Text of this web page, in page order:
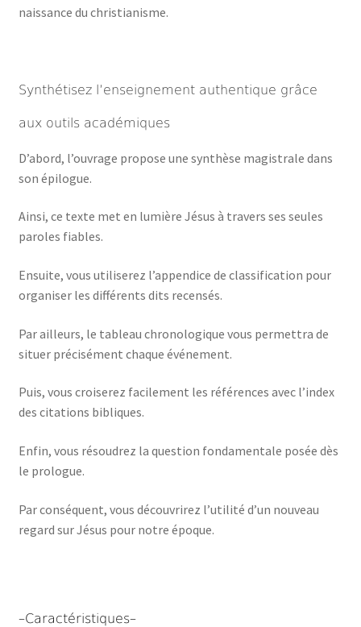
naissance du christianisme.
Synthétisez l’enseignement authentique grâce
aux outils académiques
D’abord, l’ouvrage propose une synthèse magistrale dans
son épilogue.
Ainsi, ce texte met en lumière Jésus à travers ses seules
paroles fiables.
Ensuite, vous utiliserez l’appendice de classification pour
organiser les différents dits recensés.
Par ailleurs, le tableau chronologique vous permettra de
situer précisément chaque événement.
Puis, vous croiserez facilement les références avec l’index
des citations bibliques.
Enfin, vous résoudrez la question fondamentale posée dès
le prologue.
Par conséquent, vous découvrirez l’utilité d’un nouveau
regard sur Jésus pour notre époque.
–Caractéristiques–